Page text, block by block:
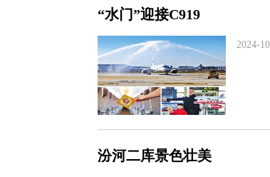
“水门”迎接C919
2024-
汾河二库景色壮美